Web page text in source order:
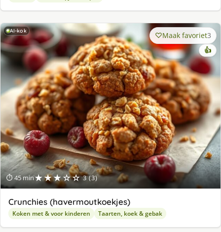
AI-kok
⏱ 45 min★★★☆☆ 3 (3)
Maak favoriet3
👍
Crunchies (havermoutkoekjes)
Koken met & voor kinderen Taarten, koek & gebak